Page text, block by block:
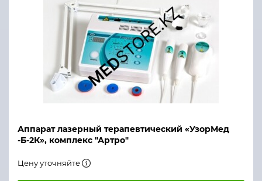
Аппарат лазерный терапевтический «УзорМед
-Б-2К», комплекс "Артро"
Цену уточняйте